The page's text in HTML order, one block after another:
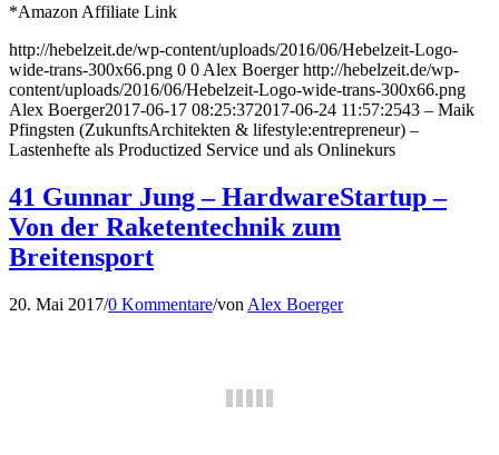
*Amazon Affiliate Link
http://hebelzeit.de/wp-content/uploads/2016/06/Hebelzeit-Logo-
wide-trans-300x66.png 0 0 Alex Boerger http://hebelzeit.de/wp-
content/uploads/2016/06/Hebelzeit-Logo-wide-trans-300x66.png
Alex Boerger2017-06-17 08:25:372017-06-24 11:57:2543 – Maik
Pfingsten (ZukunftsArchitekten & lifestyle:entrepreneur) –
Lastenhefte als Productized Service und als Onlinekurs
41 Gunnar Jung – HardwareStartup –
Von der Raketentechnik zum
Breitensport
20. Mai 2017/0 Kommentare/von Alex Boerger